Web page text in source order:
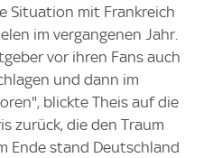
Situation mit Frankreich
im vergangenen Jahr.
vor ihren Fans auch
und dann im
blickte Theis auf die
zurück, die den Traum
Ende stand Deutschland